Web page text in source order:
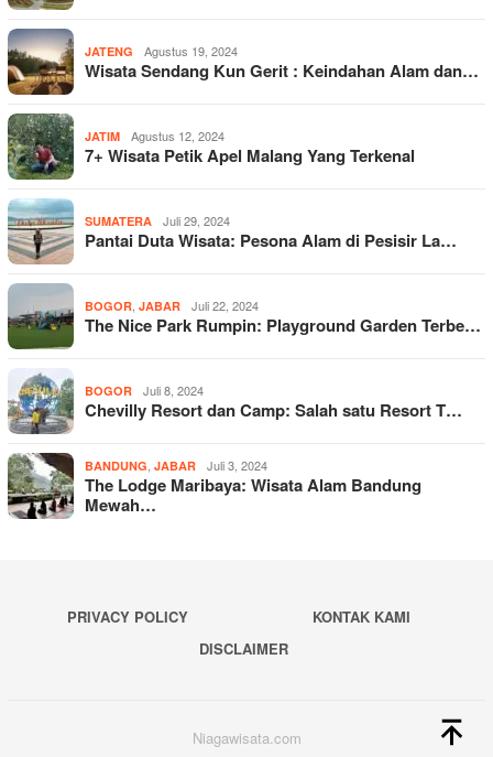
JATENG Agustus 19, 2024
Wisata Sendang Kun Gerit : Keindahan Alam dan…
JATIM Agustus 12, 2024
7+ Wisata Petik Apel Malang Yang Terkenal
SUMATERA Juli 29, 2024
Pantai Duta Wisata: Pesona Alam di Pesisir La…
BOGOR JABAR Juli 22, 2024
The Nice Park Rumpin: Playground Garden Terbe…
BOGOR Juli 8, 2024
Chevilly Resort dan Camp: Salah satu Resort T…
BANDUNG JABAR Juli 3, 2024
The Lodge Maribaya: Wisata Alam Bandung
Mewah…
PRIVACY POLICY
KONTAK KAMI
DISCLAIMER
Niagawisata.com